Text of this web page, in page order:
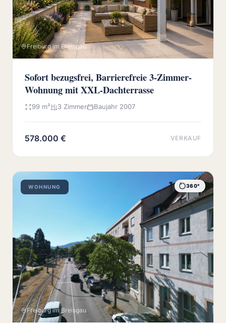
Freiburg im Breisgau
Sofort bezugsfrei, Barrierefreie 3-Zimmer-
Wohnung mit XXL-Dachterrasse
99 m² 3 Zimmer Baujahr 2007
578.000 € VERKAUF
WOHNUNG 360°
Freiburg im Breisgau